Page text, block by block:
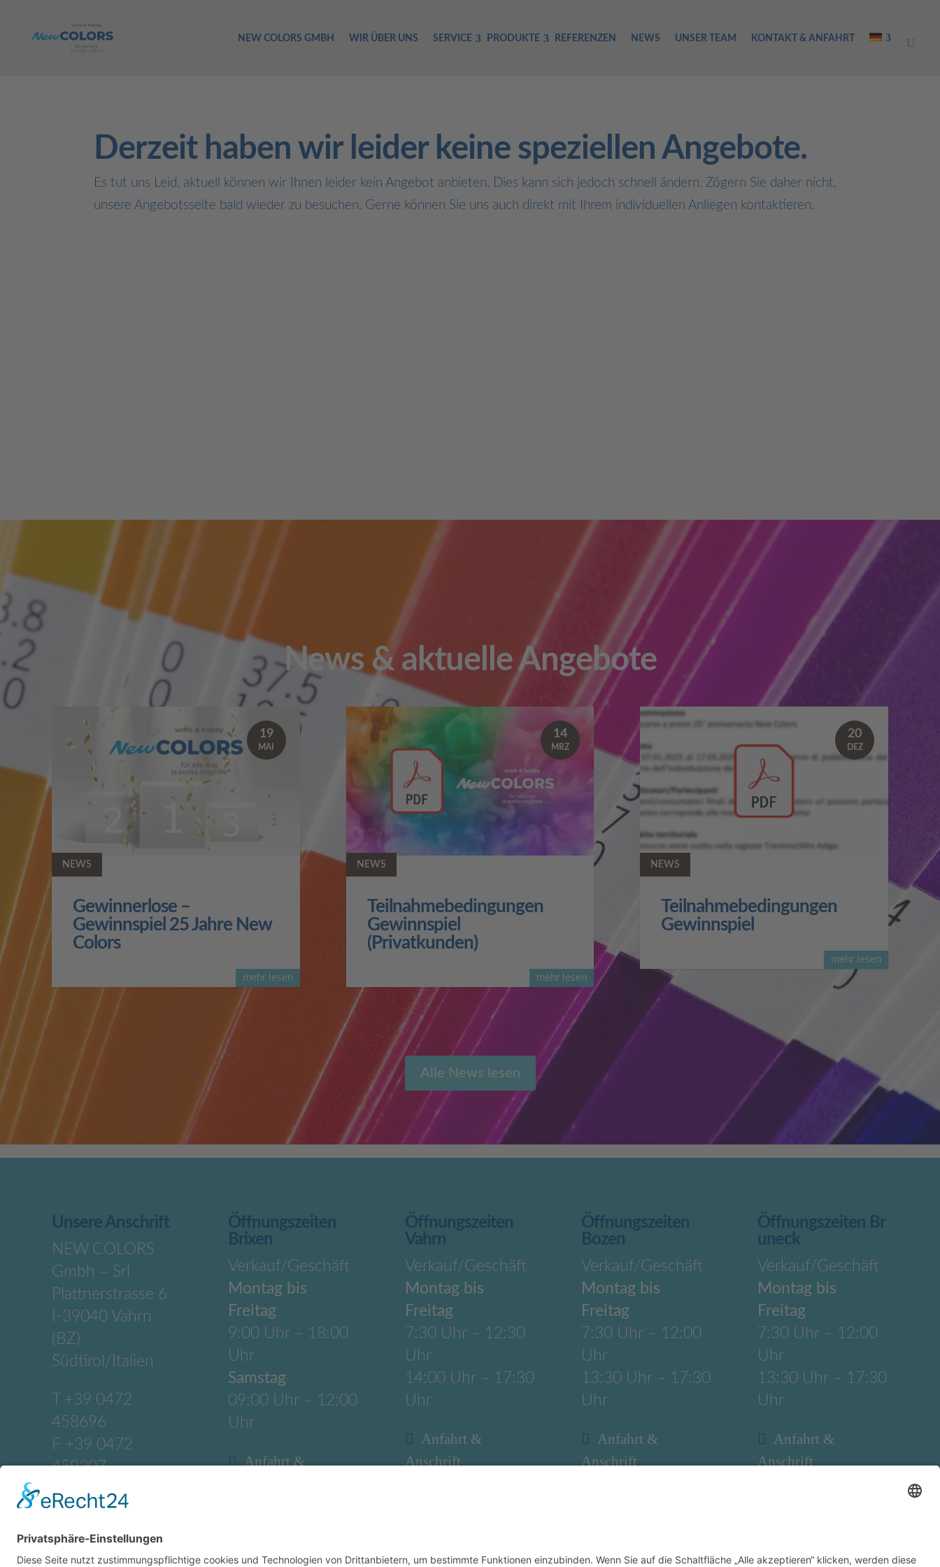
NEW COLORS GMBH WIR ÜBER UNS SERVICE PRODUKTE REFERENZEN NEWS UNSER TEAM KONTAKT & ANFAHRT
Derzeit haben wir leider keine speziellen Angebote.
Es tut uns Leid, aktuell können wir Ihnen leider kein Angebot anbieten. Dies kann sich jedoch schnell ändern. Zögern Sie daher nicht,
unsere Angebotsseite bald wieder zu besuchen. Gerne können Sie uns auch direkt mit Ihrem individuellen Anliegen kontaktieren.
News & aktuelle Angebote
mehr lesen
Gewinnerlose –
Gewinnspiel 25 Jahre New
Colors
NEWS
19
MAI
mehr lesen
Teilnahmebedingungen
Gewinnspiel
(Privatkunden)
NEWS
14
MRZ
mehr lesen
Teilnahmebedingungen
Gewinnspiel
NEWS
20
DEZ
Alle News lesen
Unsere Anschrift
NEW COLORS
Gmbh – Srl
Plattnerstrasse 6
I-39040 Vahrn
(BZ)
Südtirol/Italien
+39 0472
458696
F +39 0472
459207
M
info@newcolors.b
z
Öffnungszeiten
Brixen
Verkauf/Geschäft
Montag bis
Freitag
9:00 Uhr – 18:00
Uhr
Samstag
09:00 Uhr – 12:00
Uhr
Anfahrt &
Öffnungszeiten
Vahrn
Verkauf/Geschäft
Montag bis
Freitag
7:30 Uhr – 12:30
Uhr
14:00 Uhr – 17:30
Uhr
Anfahrt &
Anschrift
Öffnungszeiten
Bozen
Verkauf/Geschäft
Montag bis
Freitag
7:30 Uhr – 12:00
Uhr
13:30 Uhr – 17:30
Uhr
Anfahrt &
Anschrift
Öffnungszeiten Br
uneck
Verkauf/Geschäft
Montag bis
Freitag
7:30 Uhr – 12:00
Uhr
13:30 Uhr – 17:30
Uhr
Anfahrt &
Anschrift